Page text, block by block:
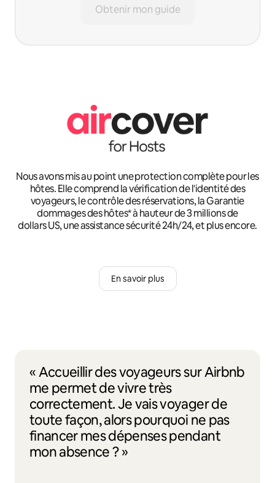
Obtenir mon guide
Nous avons mis au point une protection complète pour les
hôtes. Elle comprend la vérification de l'identité des
voyageurs, le contrôle des réservations, la Garantie
dommages des hôtes* à hauteur de 3 millions de
dollars US, une assistance sécurité 24h/24, et plus encore.
En savoir plus
« Accueillir des voyageurs sur Airbnb
me permet de vivre très
correctement. Je vais voyager de
toute façon, alors pourquoi ne pas
financer mes dépenses pendant
mon absence ? »